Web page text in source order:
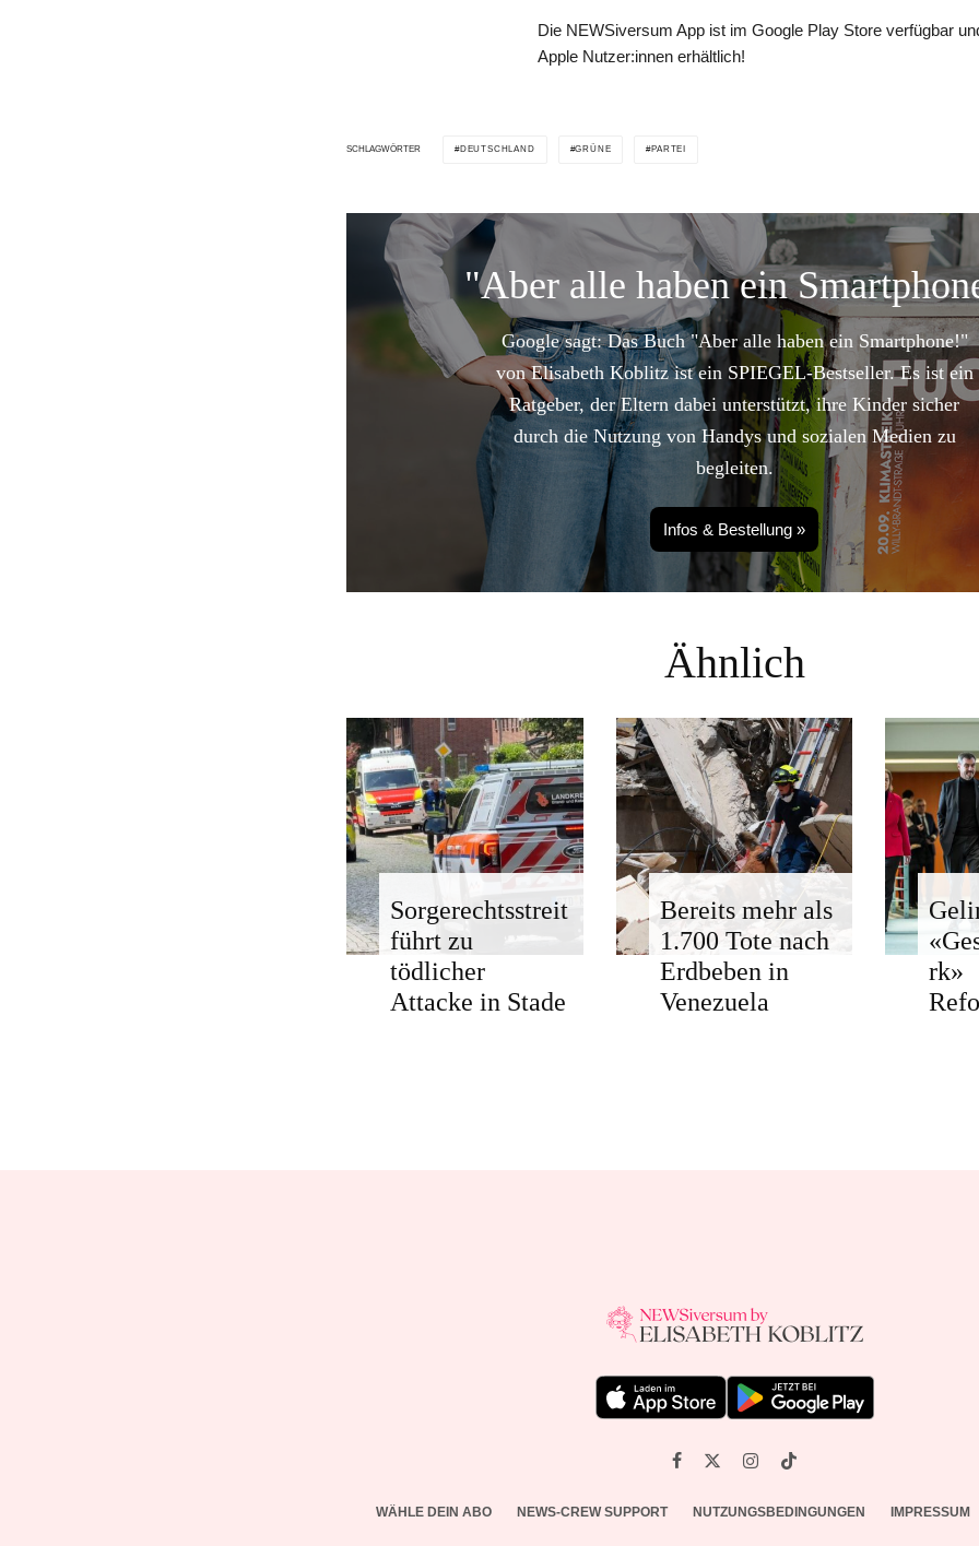
Die NEWSiversum App ist im Google Play Store verfügbar
Apple Nutzer:innen erhältlich!
SCHLAGWÖRTER DEUTSCHLAND GRÜNE PARTEI
"Aber alle haben ein
Google sagt: Das Buch "Aber alle haben ein Smartphone!"
von Elisabeth Koblitz ist ein SPIEGEL-Bestseller. Es ist ein
Ratgeber, der Eltern dabei unterstützt, ihre Kinder sicher
durch die Nutzung von Handys und sozialen Medien zu
begleiten.
Infos & Bestellung »
Ähnlich
Sorgerechtsstreit
führt zu
tödlicher
Attacke in Stade
Bereits mehr als
1.700 Tote nach
Erdbeben in
Venezuela
rk»
WÄHLE DEIN ABO NEWS-CREW SUPPORT NUTZUNGSBEDINGUNGEN IMPRESSUM